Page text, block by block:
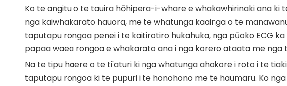
Ko te angitu o te tauira hōhipera-i-whare e whakawhirinaki ana ki
nga kaiwhakarato hauora, me te whatunga kaainga o te
taputapu rongoa penei i te kaitirotiro hukahuka, nga pūoko ECG
papaa waea rongoa e whakarato ana i nga korero ataata me
Na te tipu haere o te ti'aturi ki nga whatunga ahokore i roto i te
taputapu rongoa ki te pupuri i te honohono me te haumaru. Ko